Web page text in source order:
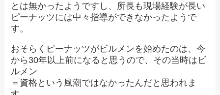
とは無かったようですし、所長も現場経験が長い
ピーナッツには中々指導ができなかったようで
す。
おそらくピーナッツがビルメンを始めたのは、今
から30年以上前になると思うので、その当時はビ
ルメン
＝資格という風潮ではなかったんだと思われま